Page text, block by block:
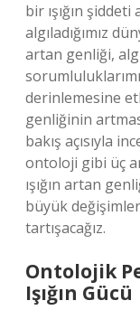
bir ışığın
algıladığımız
artan genliği,
derinlemesine
genliğinin
bakış açısıyla
ontoloji gibi üç
ışığın artan
büyük
tartışacağız.
Ontolojik
Işığın Gücü